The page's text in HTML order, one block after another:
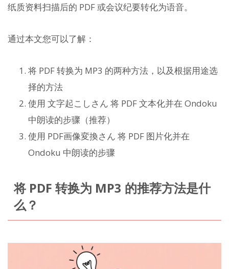
纸质资料扫描后的 PDF 或会议纪要转化为语音。
通过本文您可以了解：
将 PDF 转换为 MP3 的两种方法，以及根据用途选
择的方法
使用 文字起こしさん 将 PDF 文本化并在 Ondoku
中朗读的步骤（推荐）
使用 PDF画像変換さん 将 PDF 图片化并在
Ondoku 中朗读的步骤
将 PDF 转换为 MP3 的推荐方法是什
么？